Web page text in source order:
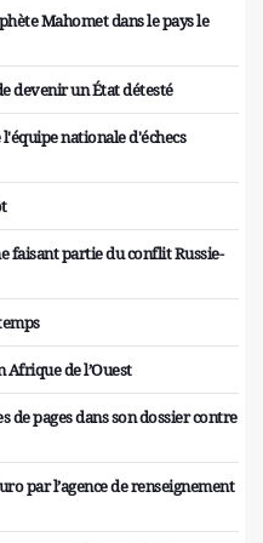
Mahomet dans le pays le
devenir un État détesté
nationale d'échecs
faisant partie du conflit Russie-
Afrique de l’Ouest
de pages dans son dossier contre
par l’agence de renseignement